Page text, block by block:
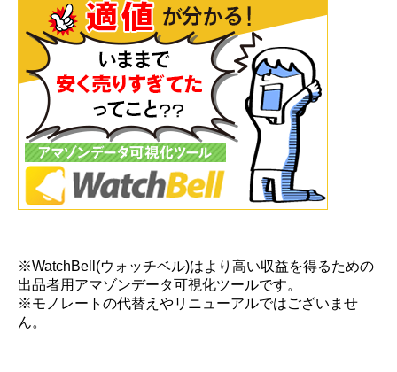
※WatchBell(ウォッチベル)はより高い収益を得るための
出品者用アマゾンデータ可視化ツールです。
※モノレートの代替えやリニューアルではございませ
ん。